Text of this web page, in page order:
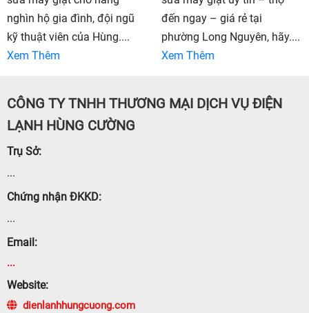
nghìn hộ gia đình, đội ngũ
kỹ thuật viên của Hùng....
Xem Thêm
đến ngay – giá rẻ tại
phường Long Nguyên, hãy....
Xem Thêm
CÔNG TY TNHH THƯƠNG MẠI DỊCH VỤ ĐIỆN
LẠNH HÙNG CƯỜNG
Trụ Sở:
...
Chứng nhận ĐKKD:
...
Email:
...
Website:
dienlanhhungcuong.com